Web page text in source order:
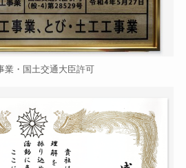
業・国土交通大臣許可